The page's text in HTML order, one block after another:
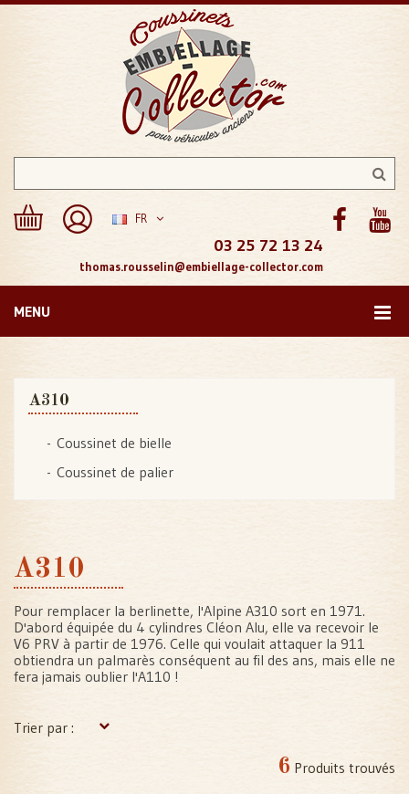
FR
03 25 72 13 24
thomas.rousselin@embiellage-collector.com
MENU
A310
Coussinet de bielle
Coussinet de palier
A310
Pour remplacer la berlinette, l'Alpine A310 sort en 1971.
D'abord équipée du 4 cylindres Cléon Alu, elle va recevoir le
V6 PRV à partir de 1976. Celle qui voulait attaquer la 911
obtiendra un palmarès conséquent au fil des ans, mais elle ne
fera jamais oublier l'A110 !
Trier par :
6 Produits trouvés